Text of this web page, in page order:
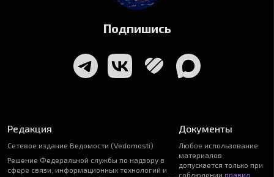
Подпишись
Редакция
Сетевое издание Ведомости (Vedomosti)
Решение Федеральной службы по надзору в
сфере связи, информационных технологий и
Документы
Любое использование
материалов
допускается только при
соблюдении правил